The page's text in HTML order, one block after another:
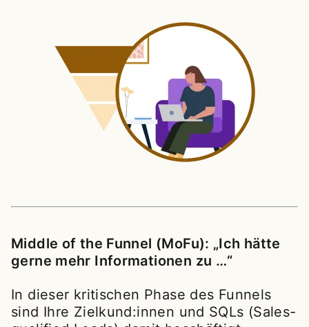
Middle of the Funnel (MoFu): „Ich hätte
gerne mehr Informationen zu …“
In dieser kritischen Phase des Funnels
sind Ihre Zielkund:innen und SQLs (Sales-